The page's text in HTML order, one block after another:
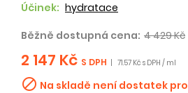
Účinek: hydratace
Běžně dostupná cena: 4 429 Kč
2 147 Kč S DPH 71.57 Kč s DPH / ml
 Na skladě není dostatek